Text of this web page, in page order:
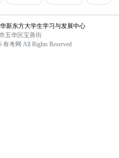
新东方大学生学习与发展中心
五华区宝善街
有考网 All Rights Reserved